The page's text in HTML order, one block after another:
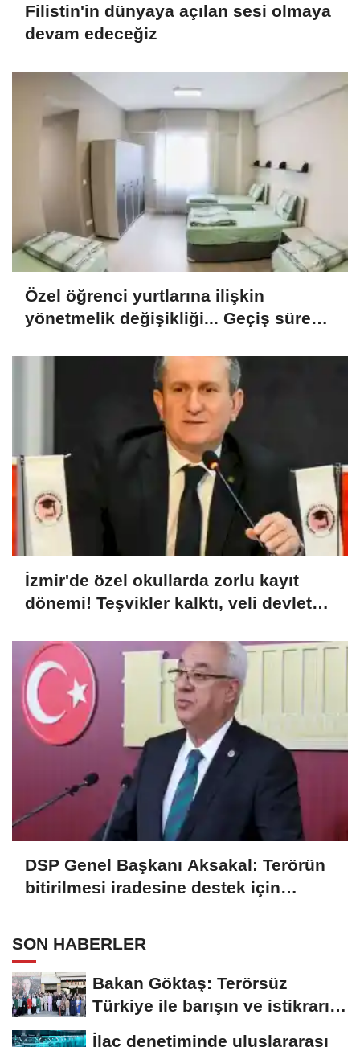
Filistin'in dünyaya açılan sesi olmaya
devam edeceğiz
Özel öğrenci yurtlarına ilişkin
yönetmelik değişikliği... Geçiş süresi
İzmir'de özel okullarda zorlu kayıt
dönemi! Teşvikler kalktı, veli devlet
DSP Genel Başkanı Aksakal: Terörün
bitirilmesi iradesine destek için
SON HABERLER
Bakan Göktaş: Terörsüz
Türkiye ile barışın ve istikrarın
güçlendiği...
İlaç denetiminde uluslararası